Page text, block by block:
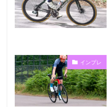
インプレ